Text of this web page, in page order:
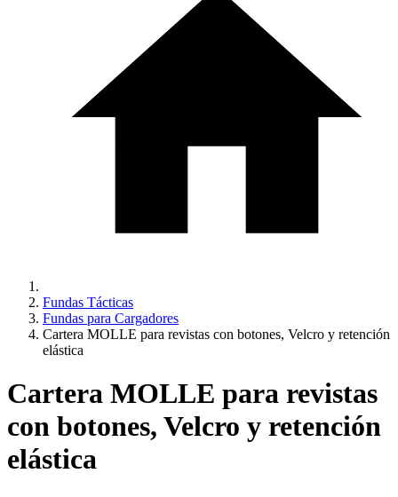
Fundas Tácticas
Fundas para Cargadores
Cartera MOLLE para revistas con botones, Velcro y retención
elástica
Cartera MOLLE para revistas
con botones, Velcro y retención
elástica